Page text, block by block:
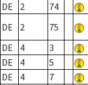
DE
2 74
DE
2 75
DE
4 3
DE
4 5
DE
4 7